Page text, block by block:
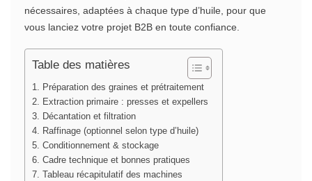
nécessaires, adaptées à chaque type d’huile, pour que
vous lanciez votre projet B2B en toute confiance.
Table des matières
1. Préparation des graines et prétraitement
2. Extraction primaire : presses et expellers
3. Décantation et filtration
4. Raffinage (optionnel selon type d’huile)
5. Conditionnement & stockage
6. Cadre technique et bonnes pratiques
7. Tableau récapitulatif des machines